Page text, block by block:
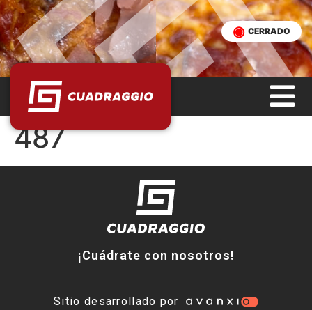
CERRADO
487
¡Cuádrate con nosotros!
Sitio desarrollado por